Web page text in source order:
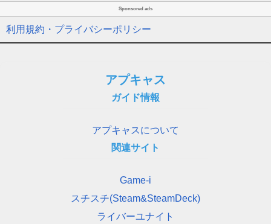
Sponsored ads
利用規約・プライバシーポリシー
アプキャス
ガイド情報
アプキャスについて
関連サイト
Game-i
スチスチ(Steam&SteamDeck)
ライバーユナイト